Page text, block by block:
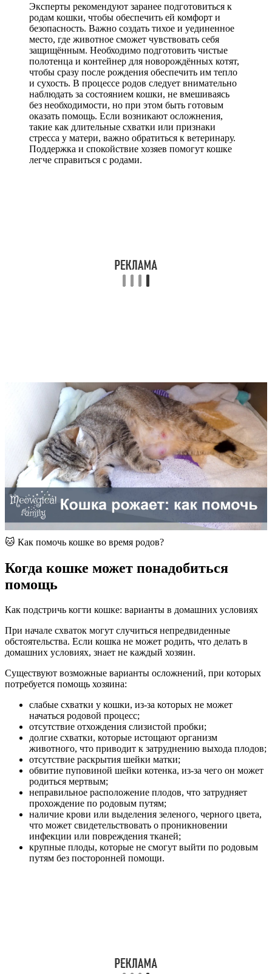
Эксперты рекомендуют заранее подготовиться к
родам кошки, чтобы обеспечить ей комфорт и
безопасность. Важно создать тихое и уединенное
место, где животное сможет чувствовать себя
защищённым. Необходимо подготовить чистые
полотенца и контейнер для новорождённых котят,
чтобы сразу после рождения обеспечить им тепло
и сухость. В процессе родов следует внимательно
наблюдать за состоянием кошки, не вмешиваясь
без необходимости, но при этом быть готовым
оказать помощь. Если возникают осложнения,
такие как длительные схватки или признаки
стресса у матери, важно обратиться к ветеринару.
Поддержка и спокойствие хозяев помогут кошке
легче справиться с родами.
🐱 Как помочь кошке во время родов?
Когда кошке может понадобиться
помощь
Как подстричь когти кошке: варианты в домашних условиях
При начале схваток могут случиться непредвиденные
обстоятельства. Если кошка не может родить, что делать в
домашних условиях, знает не каждый хозяин.
Существуют возможные варианты осложнений, при которых
потребуется помощь хозяина:
слабые схватки у кошки, из-за которых не может
начаться родовой процесс;
отсутствие отхождения слизистой пробки;
долгие схватки, которые истощают организм
животного, что приводит к затруднению выхода плодов;
отсутствие раскрытия шейки матки;
обвитие пуповиной шейки котенка, из-за чего он может
родиться мертвым;
неправильное расположение плодов, что затрудняет
прохождение по родовым путям;
наличие крови или выделения зеленого, черного цвета,
что может свидетельствовать о проникновении
инфекции или повреждения тканей;
крупные плоды, которые не смогут выйти по родовым
путям без посторонней помощи.